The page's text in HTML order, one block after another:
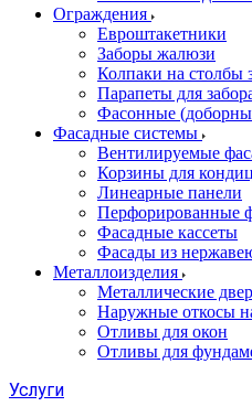
Ограждения
Евроштакетники
Заборы жалюзи
Колпаки на столбы
Парапеты для
Фасонные
Фасадные системы
Вентилируемые
Корзины для
Линеарные панели
Перфорированные
Фасадные кассеты
Фасады из
Металлоизделия
Металлические
Наружные откосы
Отливы для окон
Отливы для
Услуги